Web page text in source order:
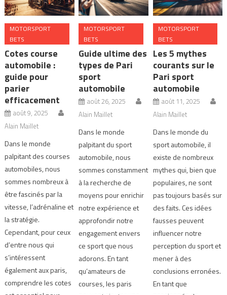
MOTORSPORT
BETS
Cotes course
automobile :
guide pour
parier
efficacement
août 9, 2025
Alain Maillet
Dans le monde
palpitant des courses
automobiles, nous
sommes nombreux à
être fascinés par la
vitesse, l’adrénaline et
la stratégie.
Cependant, pour ceux
d’entre nous qui
s’intéressent
également aux paris,
comprendre les cotes
MOTORSPORT
BETS
Guide ultime des
types de Pari
sport
automobile
août 26, 2025
Alain Maillet
Dans le monde
palpitant du sport
automobile, nous
sommes constamment
à la recherche de
moyens pour enrichir
notre expérience et
approfondir notre
engagement envers
ce sport que nous
adorons. En tant
qu’amateurs de
courses, les paris
MOTORSPORT
BETS
Les 5 mythes
courants sur le
Pari sport
automobile
août 11, 2025
Alain Maillet
Dans le monde du
sport automobile, il
existe de nombreux
mythes qui, bien que
populaires, ne sont
pas toujours basés sur
des faits. Ces idées
fausses peuvent
influencer notre
perception du sport et
mener à des
conclusions erronées.
En tant que